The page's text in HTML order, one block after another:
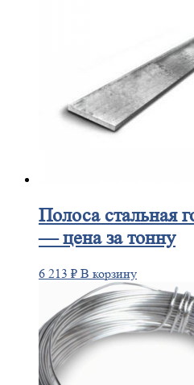
Полосастальная
— цена за тонну
6 213 ₽ В корзину